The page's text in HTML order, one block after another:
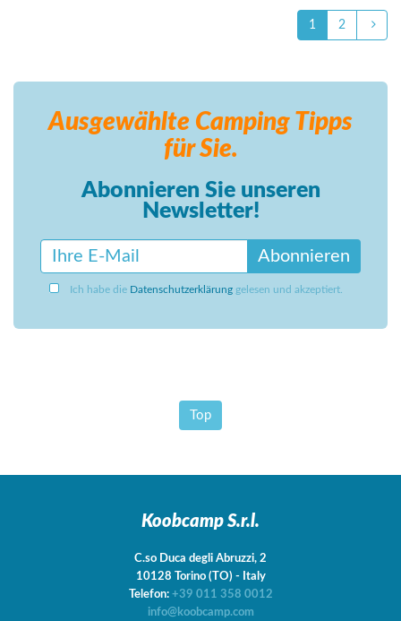
1 2
Ausgewählte Camping Tipps
für Sie.
Abonnieren Sie unseren
Newsletter!
Abonnieren
Ich habe die Datenschutzerklärung gelesen und akzeptiert.
Top
Koobcamp S.r.l.
C.so Duca degli Abruzzi, 2
10128 Torino (TO) - Italy
Telefon: +39 011 358 0012
info@koobcamp.com